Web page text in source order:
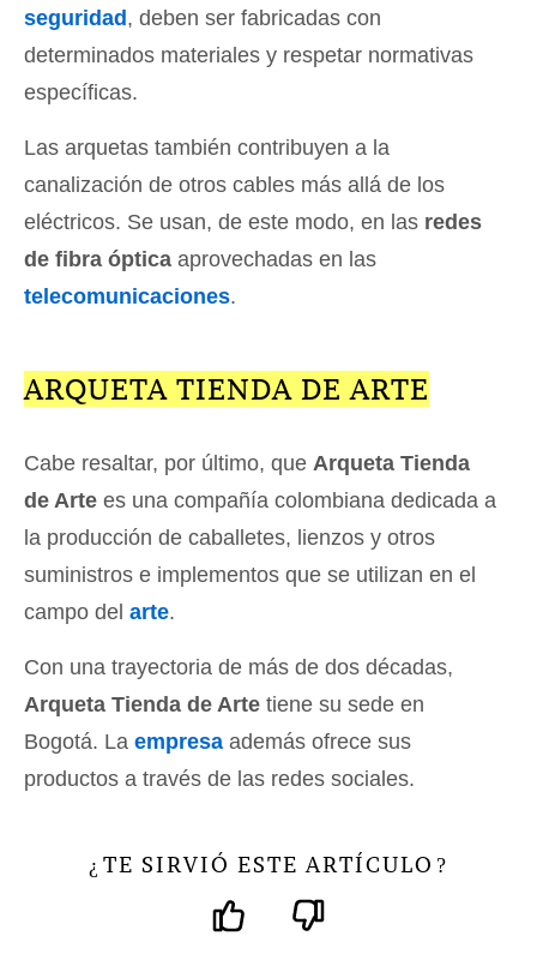
seguridad , deben ser fabricadas con
determinados materiales y respetar normativas
específicas.
Las arquetas también contribuyen a la
canalización de otros cables más allá de los
eléctricos. Se usan, de este modo, en las redes
de fibra óptica aprovechadas en las
telecomunicaciones.
ARQUETA TIENDA DE ARTE
Cabe resaltar, por último, que Arqueta Tienda
de Arte es una compañía colombiana dedicada a
la producción de caballetes, lienzos y otros
suministros e implementos que se utilizan en el
campo del arte.
Con una trayectoria de más de dos décadas,
Arqueta Tienda de Arte tiene su sede en
Bogotá. La empresa además ofrece sus
productos a través de las redes sociales.
¿ TE SIRVIÓ ESTE ARTÍCULO ?